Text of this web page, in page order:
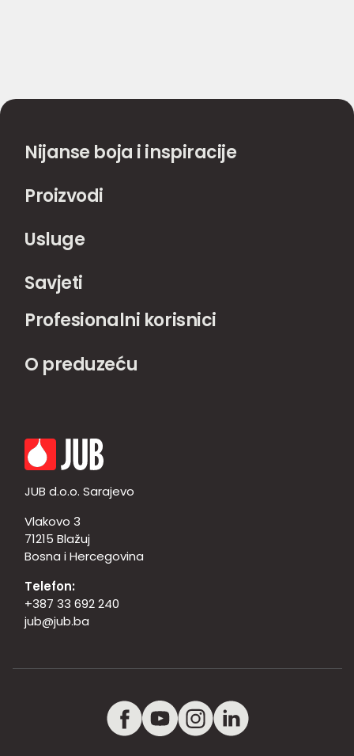
Nijanse boja i inspiracije
Proizvodi
Usluge
Savjeti
Profesionalni korisnici
O preduzeću
JUB d.o.o. Sarajevo
Vlakovo 3
71215 Blažuj
Bosna i Hercegovina
Telefon:
+387 33 692 240
jub@jub.ba